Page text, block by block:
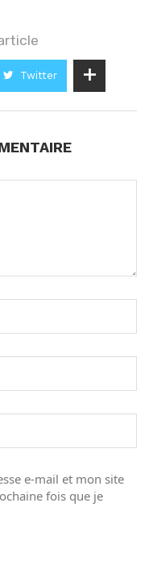
Twitter
e-mail et mon site
fois que je